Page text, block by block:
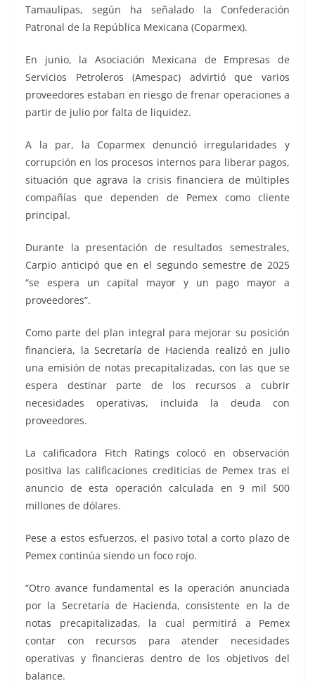
Tamaulipas, según ha señalado la Confederación
Patronal de la República Mexicana (Coparmex).
En junio, la Asociación Mexicana de Empresas de
Servicios Petroleros (Amespac) advirtió que varios
proveedores estaban en riesgo de frenar operaciones a
partir de julio por falta de liquidez.
A la par, la Coparmex denunció irregularidades y
corrupción en los procesos internos para liberar pagos,
situación que agrava la crisis financiera de múltiples
compañías que dependen de Pemex como cliente
principal.
Durante la presentación de resultados semestrales,
Carpio anticipó que en el segundo semestre de 2025
“se espera un capital mayor y un pago mayor a
proveedores”.
Como parte del plan integral para mejorar su posición
financiera, la Secretaría de Hacienda realizó en julio
una emisión de notas precapitalizadas, con las que se
espera destinar parte de los recursos a cubrir
necesidades operativas, incluida la deuda con
proveedores.
La calificadora Fitch Ratings colocó en observación
positiva las calificaciones crediticias de Pemex tras el
anuncio de esta operación calculada en 9 mil 500
millones de dólares.
Pese a estos esfuerzos, el pasivo total a corto plazo de
Pemex continúa siendo un foco rojo.
“Otro avance fundamental es la operación anunciada
por la Secretaría de Hacienda, consistente en la de
notas precapitalizadas, la cual permitirá a Pemex
contar con recursos para atender necesidades
operativas y financieras dentro de los objetivos del
balance.